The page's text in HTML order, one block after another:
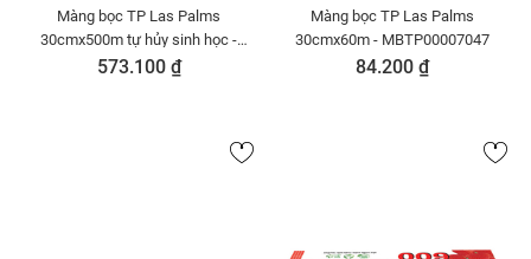
Màng bọc TP Las Palms
30cmx500m tự hủy sinh học -
MBTP00006361
573.100 ₫
Màng bọc TP Las Palms
30cmx60m - MBTP00007047
84.200 ₫